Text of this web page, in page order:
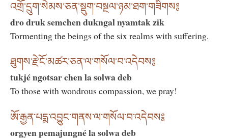
འགྲོ་དྲུག་སེམས་ཅན་སྡུག་བསྔལ་ཉམ་ཐག་གཟིགས༔
dro druk semchen dukngal nyamtak zik
Tormenting the beings of the six realms with suffering.
ཐུགས་རྗེ་ངོ་མཚར་ཅན་ལ་གསོལ་བ་འདེབས༔
tukjé ngotsar chen la solwa deb
To those with wondrous compassion, we pray!
ཨོ་རྒྱན་པདྨ་འབྱུང་གནས་ལ་གསོལ་བ་འདེབས༔
orgyen pemajungné la solwa deb